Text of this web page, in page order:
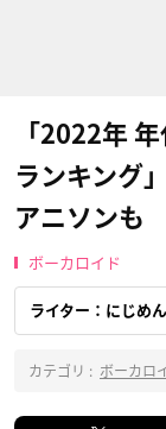
「2022年
ランキング
アニソンも
ボーカロイド
ライター：にじめ
カテゴリ : ボーカロ